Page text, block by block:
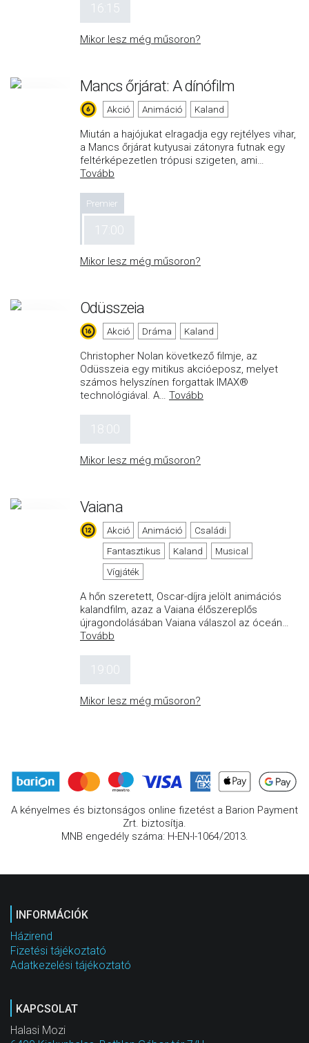
16:15
Mikor lesz még műsoron?
Mancs őrjárat: A dínófilm
Akció Animáció Kaland
Miután a hajójukat elragadja egy rejtélyes vihar,
a Mancs őrjárat kutyusai zátonyra futnak egy
feltérképezetlen trópusi szigeten, ami…
Tovább
Premier
17:00
Mikor lesz még műsoron?
Odüsszeia
Akció Dráma Kaland
Christopher Nolan következő filmje, az
Odüsszeia egy mitikus akcióeposz, melyet
számos helyszínen forgattak IMAX®
technológiával. A… Tovább
18:00
Mikor lesz még műsoron?
Vaiana
Akció Animáció
Családi
Fantasztikus
Kaland
Musical
Vígjáték
A hőn szeretett, Oscar-díjra jelölt animációs
kalandfilm, azaz a Vaiana élőszereplős
újragondolásában Vaiana válaszol az óceán…
Tovább
19:00
Mikor lesz még műsoron?
A kényelmes és biztonságos online fizetést a Barion Payment
Zrt. biztosítja.
MNB engedély száma: H-EN-I-1064/2013.
INFORMÁCIÓK
Házirend
Fizetési tájékoztató
Adatkezelési tájékoztató
KAPCSOLAT
Halasi Mozi